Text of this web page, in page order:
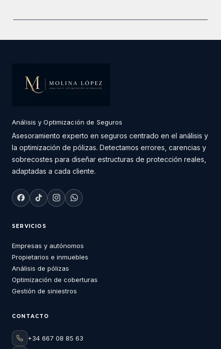
Análisis y Optimización de Seguros
Asesoramiento experto en seguros centrado en el análisis y
la optimización de pólizas. Detectamos errores, carencias y
sobrecostes para diseñar estructuras de protección reales,
adaptadas a cada cliente.
SERVICIOS
Empresas y autónomos
Propietarios e inmuebles
Análisis de pólizas
Optimización de coberturas
Gestión de siniestros
CONTACTO
+34 667 08 85 63